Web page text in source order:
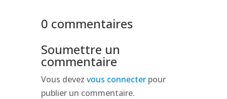
0 commentaires
Soumettre un
commentaire
Vous devez vous connecterpour
publier un commentaire.